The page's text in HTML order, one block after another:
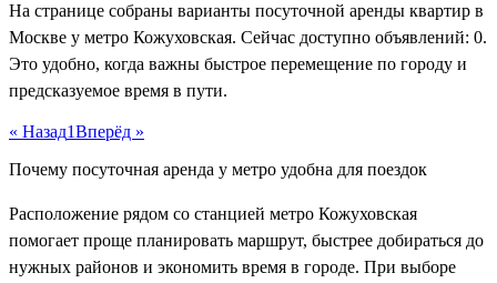
На странице собраны варианты посуточной аренды квартир в
Москве у метро Кожуховская. Сейчас доступно объявлений: 0.
Это удобно, когда важны быстрое перемещение по городу и
предсказуемое время в пути.
« Назад1Вперёд »
Почему посуточная аренда у метро удобна для поездок
Расположение рядом со станцией метро Кожуховская
помогает проще планировать маршрут, быстрее добираться до
нужных районов и экономить время в городе. При выборе